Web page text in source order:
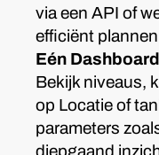
via een API of
efficiënt
Eén
Bekijk niveaus,
op Locatie of
parameters
diepgaand